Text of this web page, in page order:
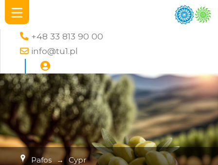
+48 33 813 90 00
info@tu1.pl
Pafos → Cypr